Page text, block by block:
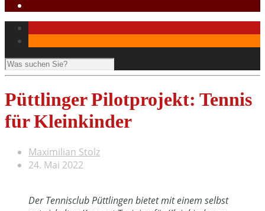
Püttlinger Pilotprojekt: Tennis
für Kleinkinder
Maximilian Stolz
24. Mai 2022
Der Tennisclub Püttlingen bietet mit einem selbst